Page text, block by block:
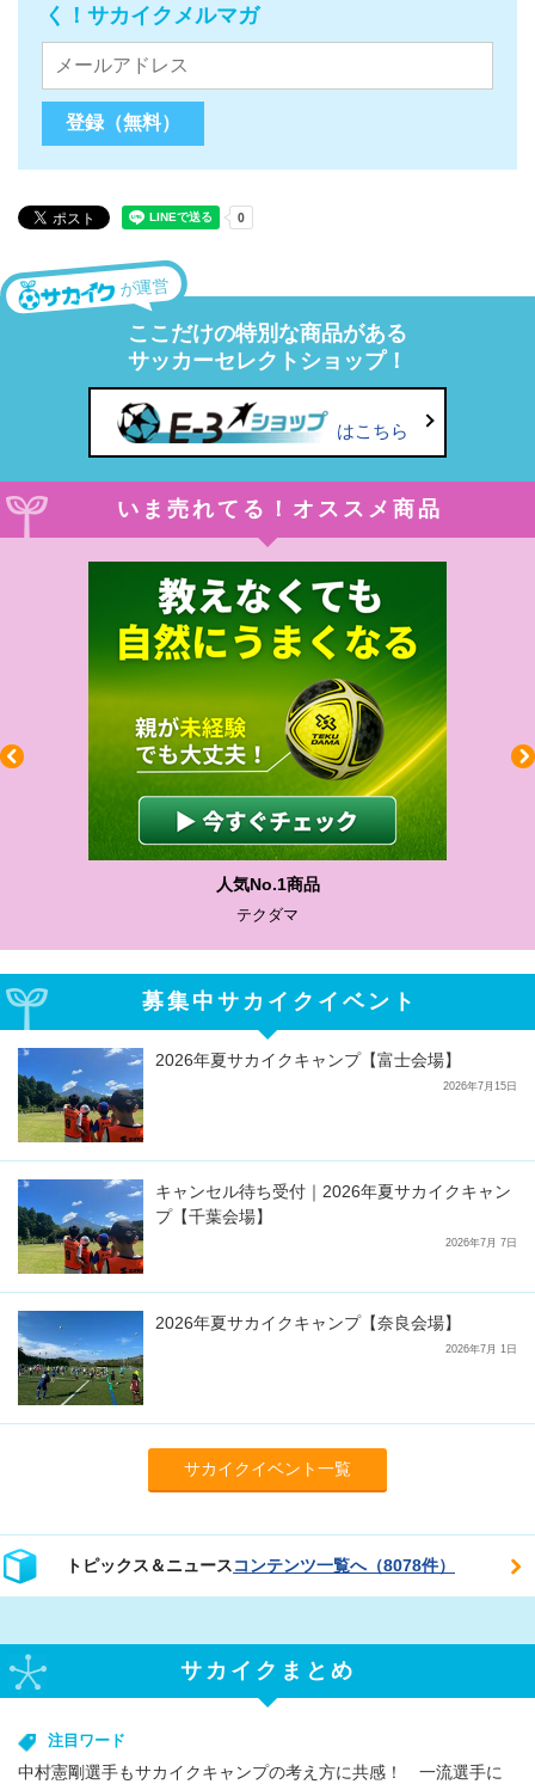
く！サカイクメルマガ
が運営
ここだけの特別な商品がある
サッカーセレクトショップ！
はこちら
いま売れてる！オススメ商品
人気No.1商品
テクダマ
募集中サカイクイベント
2026年夏サカイクキャンプ【富士会場】
2026年7月15日
キャンセル待ち受付｜2026年夏サカイクキャン
プ【千葉会場】
2026年7月 7日
2026年夏サカイクキャンプ【奈良会場】
2026年7月 1日
サカイクイベント一覧
トピックス＆ニュースコンテンツ一覧へ（8078件）
サカイクまとめ
注目ワード
中村憲剛選手もサカイクキャンプの考え方に共感！ 一流選手に